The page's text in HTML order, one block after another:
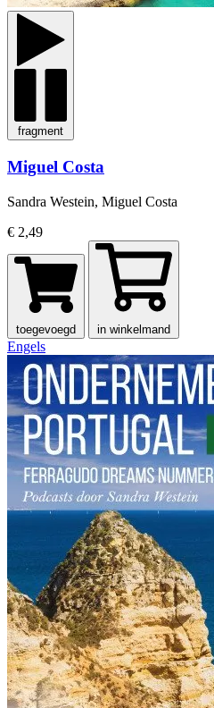
fragment
Miguel Costa
Sandra Westein, Miguel Costa
€ 2,49
toegevoegd in winkelmand
Engels